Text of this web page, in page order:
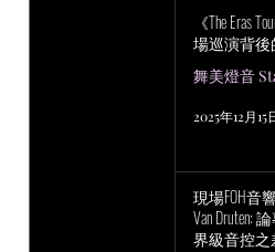
《The Eras
場巡演背
舞美燈音
2025年12月15
現場FOH音
Van Druten:
界級音控之